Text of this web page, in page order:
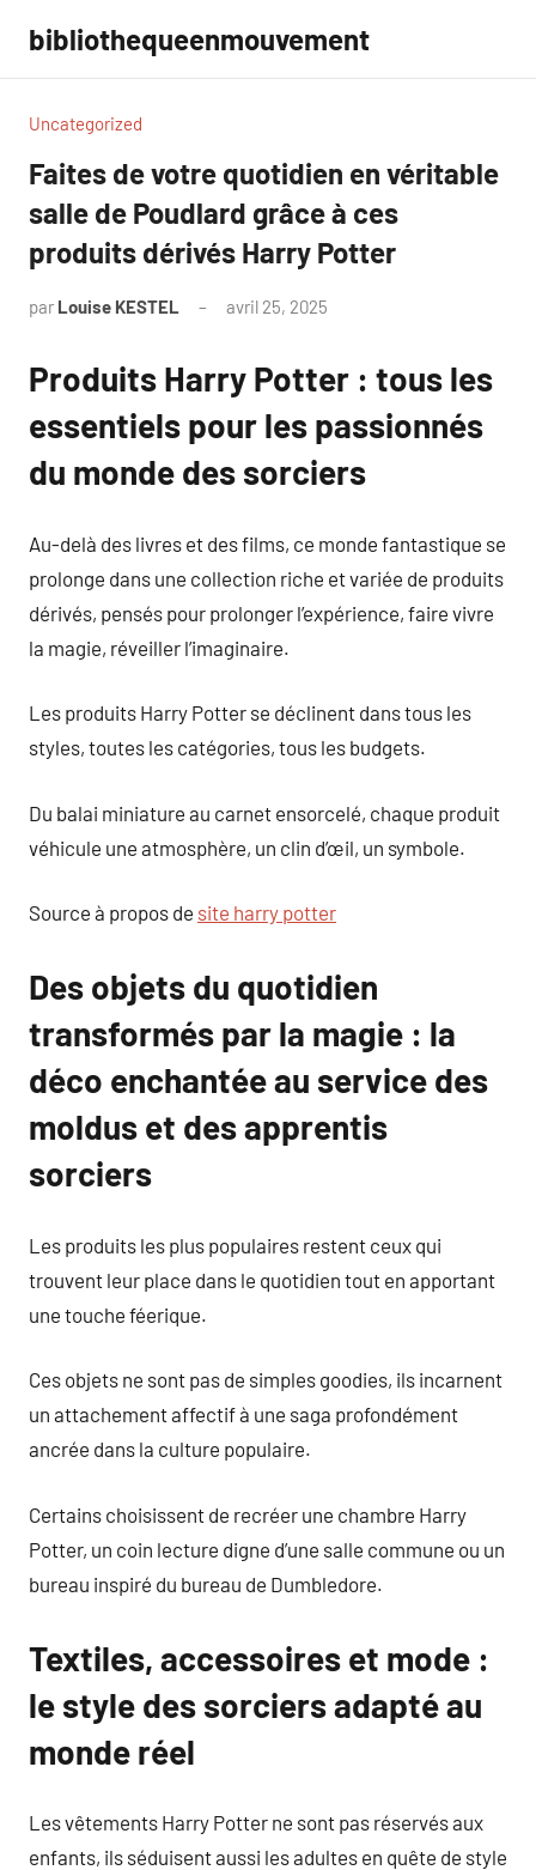
contenu
bibliothequeenmouvement
Uncategorized
Faites de votre quotidien en véritable
salle de Poudlard grâce à ces
produits dérivés Harry Potter
par Louise KESTEL avril 25, 2025
Produits Harry Potter : tous les
essentiels pour les passionnés
du monde des sorciers
Au-delà des livres et des films, ce monde fantastique se
prolonge dans une collection riche et variée de produits
dérivés, pensés pour prolonger l’expérience, faire vivre
la magie, réveiller l’imaginaire.
Les produits Harry Potter se déclinent dans tous les
styles, toutes les catégories, tous les budgets.
Du balai miniature au carnet ensorcelé, chaque produit
véhicule une atmosphère, un clin d’œil, un symbole.
Source à propos de site harry potter
Des objets du quotidien
transformés par la magie : la
déco enchantée au service des
moldus et des apprentis
sorciers
Les produits les plus populaires restent ceux qui
trouvent leur place dans le quotidien tout en apportant
une touche féerique.
Ces objets ne sont pas de simples goodies, ils incarnent
un attachement affectif à une saga profondément
ancrée dans la culture populaire.
Certains choisissent de recréer une chambre Harry
Potter, un coin lecture digne d’une salle commune ou un
bureau inspiré du bureau de Dumbledore.
Textiles, accessoires et mode :
le style des sorciers adapté au
monde réel
Les vêtements Harry Potter ne sont pas réservés aux
enfants, ils séduisent aussi les adultes en quête de style